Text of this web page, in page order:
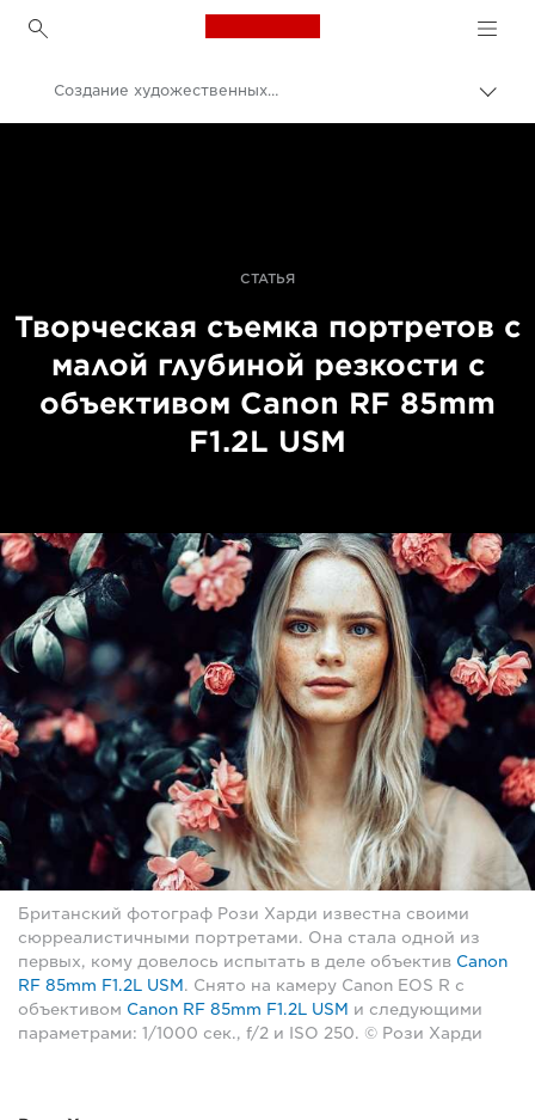
Canon Logo, back to
Создание художественных портретов с объективом RF 85mm F1.2L USM
СТАТЬЯ
Творческая съемка портретов с
малой глубиной резкости с
объективом Canon RF 85mm
F1.2L USM
Британский фотограф Рози Харди известна своими
сюрреалистичными портретами. Она стала одной из
первых, кому довелось испытать в деле объектив Canon
RF 85mm F1.2L USM . Снято на камеру Canon EOS R с
объективом Canon RF 85mm F1.2L USM и следующими
параметрами: 1/1000 сек., f/2 и ISO 250. © Рози Харди